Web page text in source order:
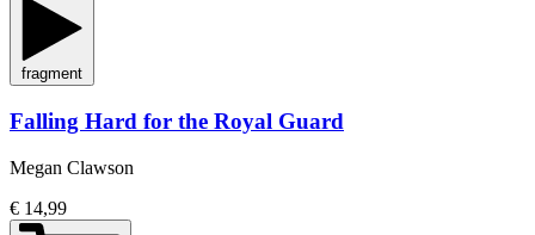
fragment
Falling Hard for the Royal Guard
Megan Clawson
€ 14,99